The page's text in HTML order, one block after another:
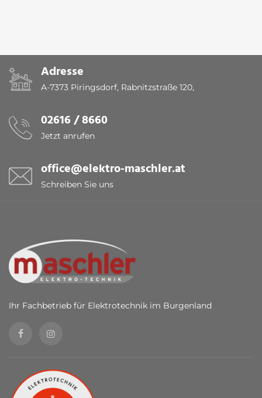
Adresse
A-7373 Piringsdorf, Rabnitzstraße 120,
02616 / 8660
Jetzt anrufen
office@elektro-maschler.at
Schreiben Sie uns
Ihr Fachbetrieb für Elektrotechnik im Burgenland